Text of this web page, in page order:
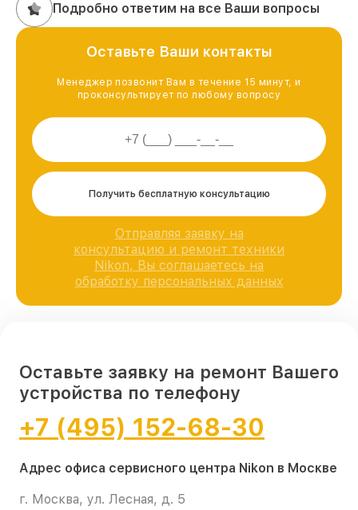
Подробно ответим на все Ваши вопросы
Оставьте Ваши контакты
Менеджер позвонит Вам в течение 15 минут, и
проконсультирует по любому вопросу
Получить бесплатную консультацию
Отправляя заявку на
консультацию и ремонт техники
Nikon, Вы соглашаетесь на
обработку персональных данных
Оставьте заявку на ремонт Вашего
устройства по телефону
+7 (495) 152-68-30
Адрес офиса сервисного центра Nikon в Москве
г. Москва, ул. Лесная, д. 5